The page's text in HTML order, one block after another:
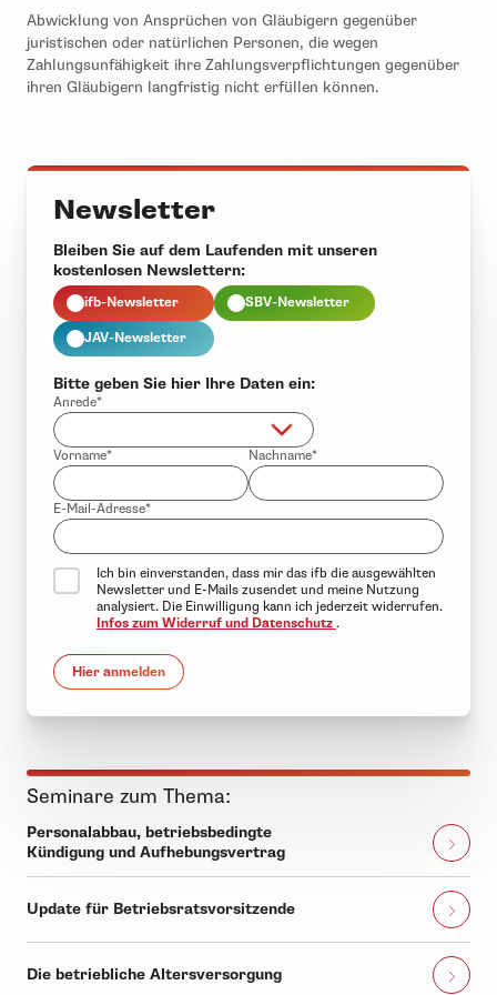
Abwicklung von Ansprüchen von Gläubigern gegenüber
juristischen oder natürlichen Personen, die wegen
Zahlungsunfähigkeit ihre Zahlungsverpflichtungen gegenüber
ihren Gläubigern langfristig nicht erfüllen können.
Newsletter
Bleiben Sie auf dem Laufenden mit unseren
kostenlosen Newslettern:
ifb-Newsletter SBV-Newsletter
JAV-Newsletter
Bitte geben Sie hier Ihre Daten ein:
Anrede*
Vorname* Nachname*
E-Mail-Adresse*
Ich bin einverstanden, dass mir das ifb die ausgewählten
Newsletter und E-Mails zusendet und meine Nutzung
analysiert. Die Einwilligung kann ich jederzeit widerrufen.
Infos zum Widerruf und Datenschutz .
Hier anmelden
Seminare zum Thema:
Personalabbau, betriebsbedingte
Kündigung und Aufhebungsvertrag
Update für Betriebsratsvorsitzende
Die betriebliche Altersversorgung